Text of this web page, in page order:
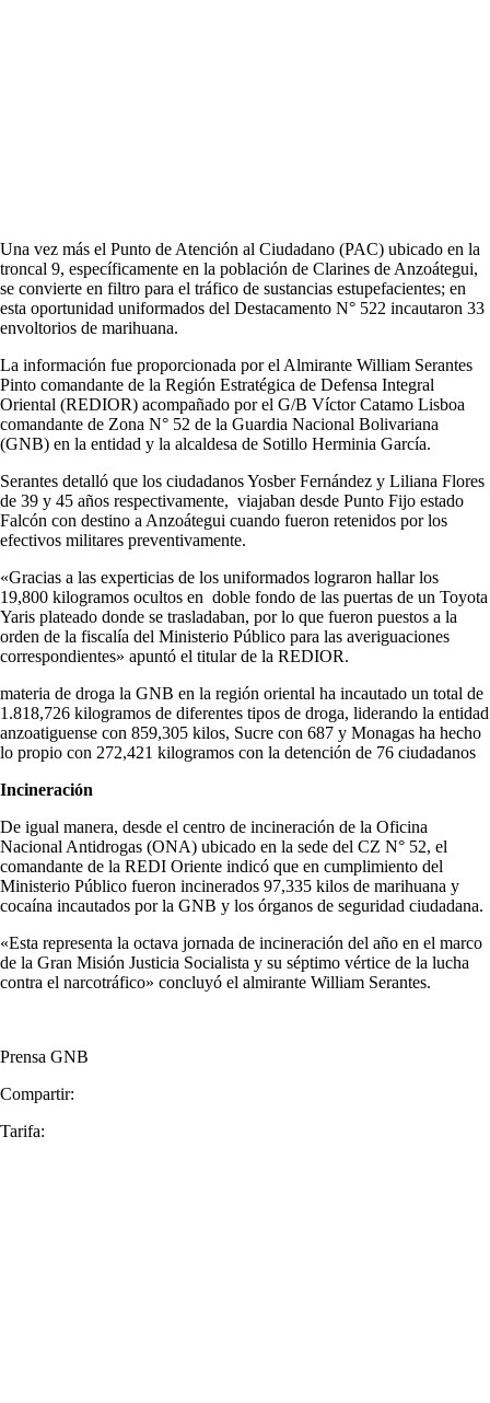
Una vez más el Punto de Atención al Ciudadano (PAC) ubicado en la
troncal 9, específicamente en la población de Clarines de Anzoátegui,
se convierte en filtro para el tráfico de sustancias estupefacientes; en
esta oportunidad uniformados del Destacamento N° 522 incautaron 33
envoltorios de marihuana.
La información fue proporcionada por el Almirante William Serantes
Pinto comandante de la Región Estratégica de Defensa Integral
Oriental (REDIOR) acompañado por el G/B Víctor Catamo Lisboa
comandante de Zona N° 52 de la Guardia Nacional Bolivariana
(GNB) en la entidad y la alcaldesa de Sotillo Herminia García.
Serantes detalló que los ciudadanos Yosber Fernández y Liliana Flores
de 39 y 45 años respectivamente, viajaban desde Punto Fijo estado
Falcón con destino a Anzoátegui cuando fueron retenidos por los
efectivos militares preventivamente.
«Gracias a las experticias de los uniformados lograron hallar los
19,800 kilogramos ocultos en doble fondo de las puertas de un Toyota
Yaris plateado donde se trasladaban, por lo que fueron puestos a la
orden de la fiscalía del Ministerio Público para las averiguaciones
correspondientes» apuntó el titular de la REDIOR.
materia de droga la GNB en la región oriental ha incautado un total de
1.818,726 kilogramos de diferentes tipos de droga, liderando la entidad
anzoatiguense con 859,305 kilos, Sucre con 687 y Monagas ha hecho
lo propio con 272,421 kilogramos con la detención de 76 ciudadanos
Incineración
De igual manera, desde el centro de incineración de la Oficina
Nacional Antidrogas (ONA) ubicado en la sede del CZ N° 52, el
comandante de la REDI Oriente indicó que en cumplimiento del
Ministerio Público fueron incinerados 97,335 kilos de marihuana y
cocaína incautados por la GNB y los órganos de seguridad ciudadana.
«Esta representa la octava jornada de incineración del año en el marco
de la Gran Misión Justicia Socialista y su séptimo vértice de la lucha
contra el narcotráfico» concluyó el almirante William Serantes.
Prensa GNB
Compartir:
Tarifa: